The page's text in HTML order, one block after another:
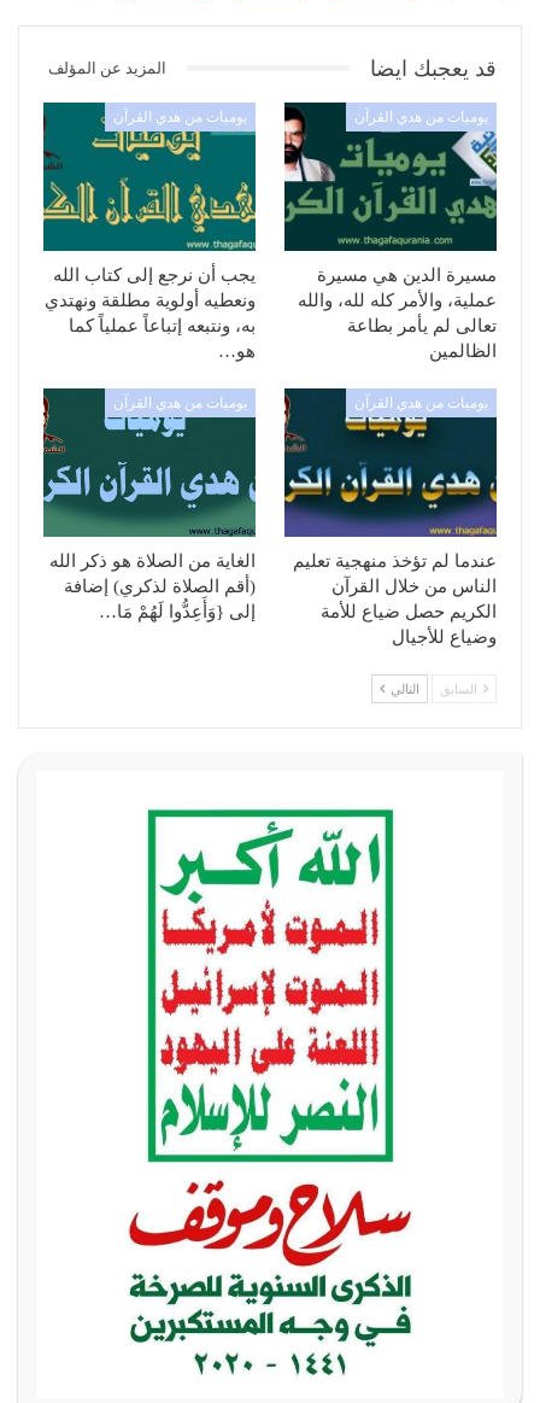
قد يعجبك ايضا المزيد عن المؤلف
يوميات من هدي القرآن
مسيرة الدين هي مسيرة
عملية، والأمر كله لله، والله
تعالى لم يأمر بطاعة
الظالمين
يوميات من هدي القرآن
يجب أن نرجع إلى كتاب الله
ونعطيه أولوية مطلقة ونهتدي
به، ونتبعه إتباعاً عملياً كما
هو…
يوميات من هدي القرآن
عندما لم تؤخذ منهجية تعليم
الناس من خلال القرآن
الكريم حصل ضياع للأمة
وضياع للأجيال
يوميات من هدي القرآن
الغاية من الصلاة هو ذكر الله
(أقم الصلاة لذكري) إضافة
إلى {وَأَعِدُّوا لَهُمْ مَا…
السابق التالي